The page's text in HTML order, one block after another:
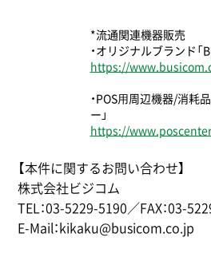
*流通関連機器販売
・オリジナルブランド「
https://
・POS⽤周辺機器/消耗
ー」
https://
【本件に関するお問い合わせ】
株式会社ビジコム
TEL：03-5229-5190／FAX：03-
E-Mail：kikaku@busicom.co.jp